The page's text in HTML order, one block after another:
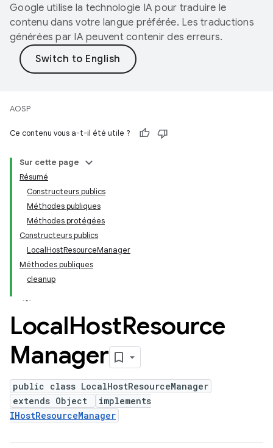
Google utilise la technologie IA pour traduire le
contenu dans votre langue préférée. Les traductions
générées par IA peuvent contenir des erreurs.
AOSP
Ce contenu vous a-t-il été utile ?
Sur cette page
Résumé
Constructeurs publics
Méthodes publiques
Méthodes protégées
Constructeurs publics
LocalHostResourceManager
Méthodes publiques
cleanup
LocalHostResource
Manager
public class LocalHostResourceManager
extends Object
implements
IHostResourceManager